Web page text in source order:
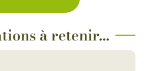
à retenir...